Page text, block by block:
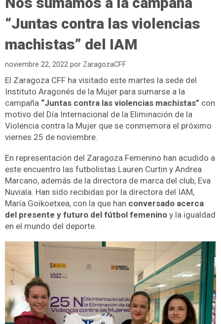
“Juntas contra las violencias
machistas” del IAM
noviembre 22, 2022 por ZaragozaCFF
El Zaragoza CFF ha visitado este martes la sede del
Instituto Aragonés de la Mujer para sumarse a la
campaña “Juntas contra las violencias machistas” con
motivo del Día Internacional de la Eliminación de la
Violencia contra la Mujer que se conmemora el próximo
viernes 25 de noviembre.
En representación del Zaragoza Femenino han acudido a
este encuentro las futbolistas Lauren Curtin y Andrea
Marcano, además de la directora de marca del club, Eva
Nuviala. Han sido recibidas por la directora del IAM,
María Goikoetxea, con la que han conversado acerca
del presente y futuro del fútbol femenino y la igualdad
en el mundo del deporte.